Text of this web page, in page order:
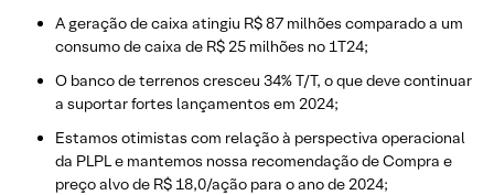
A geração de caixa atingiu R$ 87 milhões comparado a um
consumo de caixa de R$ 25 milhões no 1T24;
O banco de terrenos cresceu 34% T/T, o que deve continuar
a suportar fortes lançamentos em 2024;
Estamos otimistas com relação à perspectiva operacional
da PLPL e mantemos nossa recomendação de Compra e
preço alvo de R$ 18,0/ação para o ano de 2024;